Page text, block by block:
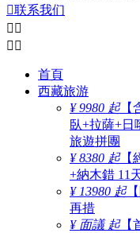
联系我们
 
 
首頁
西藏旅游
¥ 9980 起【
臥+拉薩+日
旅遊拼團
¥ 8380 起【
+納木錯 11
¥ 13980 起
再措
¥ 面議 起【